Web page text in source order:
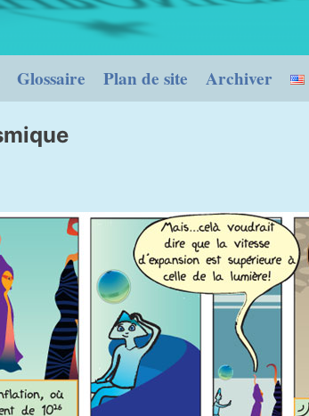
Glossaire Plan de site Archiver